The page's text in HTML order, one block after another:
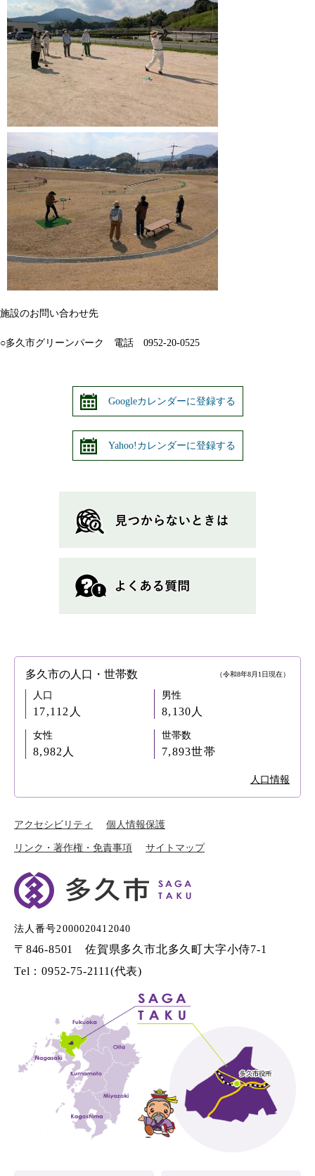
施設のお問い合わせ先
○多久市グリーンパーク 電話 0952-20-0525
Googleカレンダーに登録する
Yahoo!カレンダーに登録する
多久市の人口・世帯数 （令和8年8月1日現在）
人口
17,112人
男性
8,130人
女性
8,982人
世帯数
7,893世帯
人口情報
アクセシビリティ 個人情報保護
リンク・著作権・免責事項 サイトマップ
法人番号2000020412040
〒846-8501 佐賀県多久市北多久町大字小侍7-1
Tel：0952-75-2111(代表)